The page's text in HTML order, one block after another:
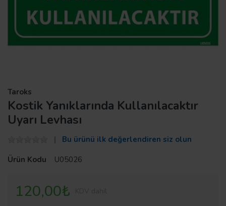
Taroks
Kostik Yanıklarında Kullanılacaktır
Uyarı Levhası
Bu ürünü ilk değerlendiren siz olun
Ürün Kodu
U05026
120,00₺